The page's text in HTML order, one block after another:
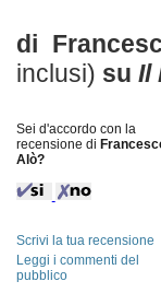
di
inclusi) su Il
Sei d'accordo con la
recensione di
Alò?
Scrivi la tua recensione
Leggi i commenti del
pubblico